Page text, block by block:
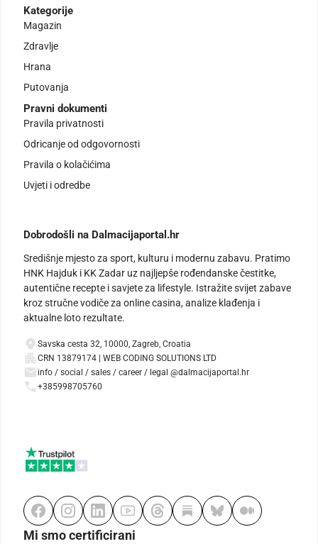
Kategorije
Magazin
Zdravlje
Hrana
Putovanja
Pravni dokumenti
Pravila privatnosti
Odricanje od odgovornosti
Pravila o kolačićima
Uvjeti i odredbe
Dobrodošli na Dalmacijaportal.hr
Središnje mjesto za sport, kulturu i modernu zabavu. Pratimo
HNK Hajduk i KK Zadar uz najljepše rođendanske čestitke,
autentične recepte i savjete za lifestyle. Istražite svijet zabave
kroz stručne vodiče za online casina, analize klađenja i
aktualne loto rezultate.
Savska cesta 32, 10000, Zagreb, Croatia
CRN 13879174 | WEB CODING SOLUTIONS LTD
info / social / sales / career / legal @dalmacijaportal.hr
+385998705760
Mi smo certificirani